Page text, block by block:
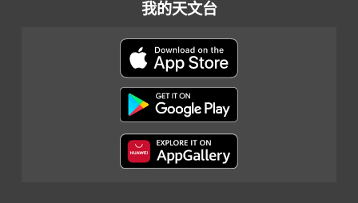
我的天文台